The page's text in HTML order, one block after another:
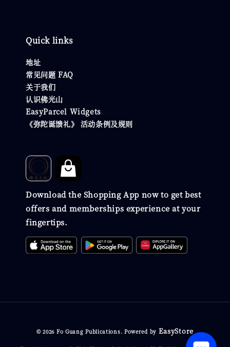
Quick links
地址
常见问题 FAQ
关于我们
认识佛光山
EasyParcel Widgets
《弥陀诞馈礼》 活动条例及规则
Download the Shopping App now to get best
offers and memberships experience at your
fingertips.
© 2026 Fo Guang Publications. Powered by EasyStore